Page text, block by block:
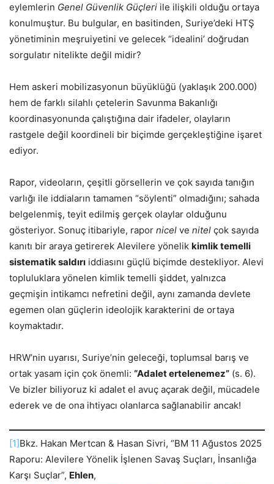
eylemlerin Genel Güvenlik Güçleri ile ilişkili olduğu ortaya
konulmuştur. Bu bulgular, en basitinden, Suriye’deki HTŞ
yönetiminin meşruiyetini ve gelecek “idealini’ doğrudan
sorgulatır nitelikte değil midir?
Hem askeri mobilizasyonun büyüklüğü (yaklaşık 200.000)
hem de farklı silahlı çetelerin Savunma Bakanlığı
koordinasyonunda çalıştığına dair ifadeler, olayların
rastgele değil koordineli bir biçimde gerçekleştiğine işaret
ediyor.
Rapor, videoların, çeşitli görsellerin ve çok sayıda tanığın
varlığı ile iddiaların tamamen “söylenti” olmadığını; sahada
belgelenmiş, teyit edilmiş gerçek olaylar olduğunu
gösteriyor. Sonuç itibariyle, rapor nicel ve nitel çok sayıda
kanıtı bir araya getirerek Alevilere yönelik kimlik temelli
sistematik saldırı iddiasını güçlü biçimde destekliyor. Alevi
topluluklara yönelen kimlik temelli şiddet, yalnızca
geçmişin intikamcı nefretini değil, aynı zamanda devlete
egemen olan güçlerin ideolojik karakterini de ortaya
koymaktadır.
HRW’nin uyarısı, Suriye’nin geleceği, toplumsal barış ve
ortak yasam için çok önemli: “Adalet ertelenemez” (s. 6).
Ve bizler biliyoruz ki adalet el avuç açarak değil, mücadele
ederek ve de ona ihtiyacı olanlarca sağlanabilir ancak!
[1]Bkz. Hakan Mertcan & Hasan Sivri, “BM 11 Ağustos 2025
Raporu: Alevilere Yönelik İşlenen Savaş Suçları, İnsanlığa
Karşı Suçlar”, Ehlen,